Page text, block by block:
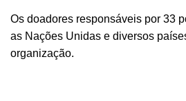
Os doadores responsáveis por 33
as Nações Unidas e diversos
organização.